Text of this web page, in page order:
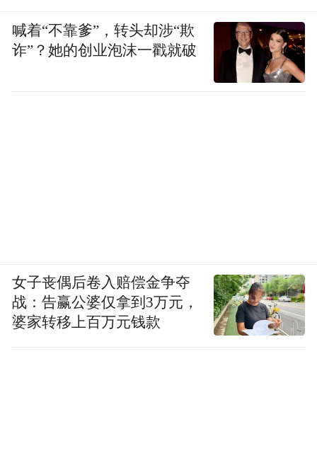
喊着“不靠爹”，转头却涉“欺
诈”？她的创业泡沫一戳就破
女子丧偶后卷入赔偿金争夺
战：告赢公婆仅拿到3万元，
婆家转移上百万元钱款